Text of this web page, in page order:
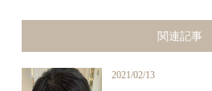
関連記事
2021/02/13